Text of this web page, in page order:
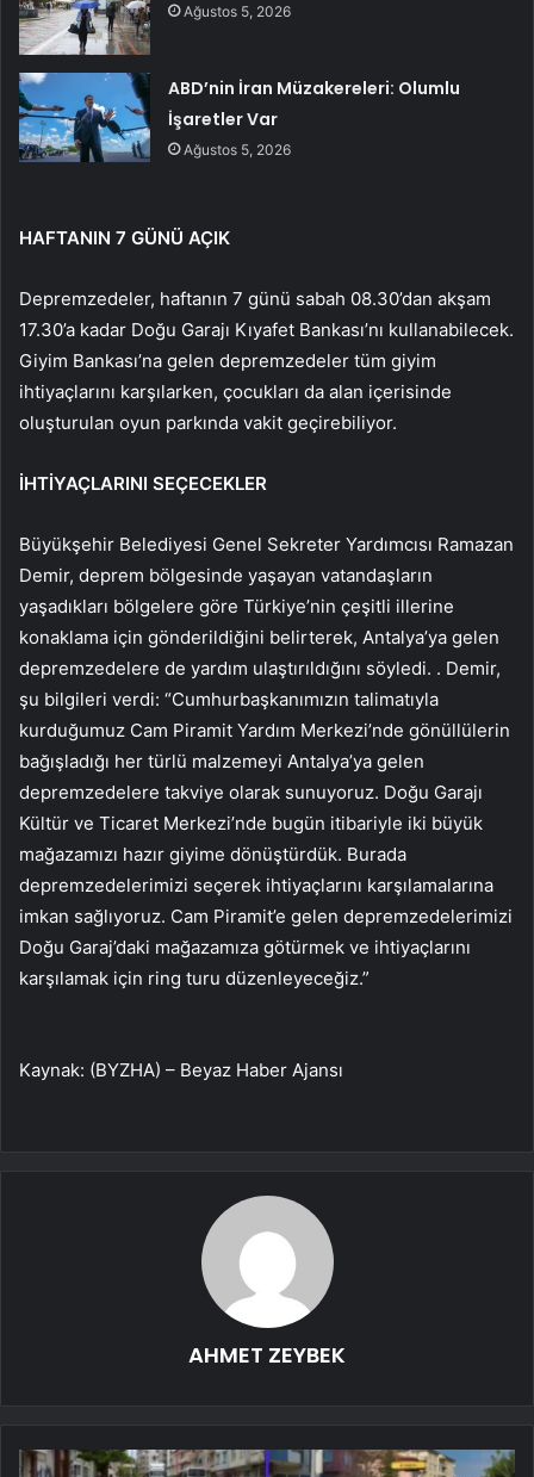
Ağustos 5, 2026
ABD’nin İran Müzakereleri: Olumlu
İşaretler Var
Ağustos 5, 2026
HAFTANIN 7 GÜNÜ AÇIK
Depremzedeler, haftanın 7 günü sabah 08.30’dan akşam
17.30’a kadar Doğu Garajı Kıyafet Bankası’nı kullanabilecek.
Giyim Bankası’na gelen depremzedeler tüm giyim
ihtiyaçlarını karşılarken, çocukları da alan içerisinde
oluşturulan oyun parkında vakit geçirebiliyor.
İHTİYAÇLARINI SEÇECEKLER
Büyükşehir Belediyesi Genel Sekreter Yardımcısı Ramazan
Demir, deprem bölgesinde yaşayan vatandaşların
yaşadıkları bölgelere göre Türkiye’nin çeşitli illerine
konaklama için gönderildiğini belirterek, Antalya’ya gelen
depremzedelere de yardım ulaştırıldığını söyledi. . Demir,
şu bilgileri verdi: “Cumhurbaşkanımızın talimatıyla
kurduğumuz Cam Piramit Yardım Merkezi’nde gönüllülerin
bağışladığı her türlü malzemeyi Antalya’ya gelen
depremzedelere takviye olarak sunuyoruz. Doğu Garajı
Kültür ve Ticaret Merkezi’nde bugün itibariyle iki büyük
mağazamızı hazır giyime dönüştürdük. Burada
depremzedelerimizi seçerek ihtiyaçlarını karşılamalarına
imkan sağlıyoruz. Cam Piramit’e gelen depremzedelerimizi
Doğu Garaj’daki mağazamıza götürmek ve ihtiyaçlarını
karşılamak için ring turu düzenleyeceğiz.”
Kaynak: (BYZHA) – Beyaz Haber Ajansı
AHMET ZEYBEK